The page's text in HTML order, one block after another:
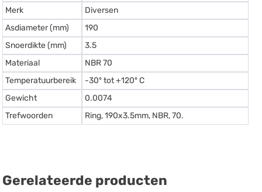
Merk
Diversen
Asdiameter (mm)
190
Snoerdikte (mm)
3.5
Materiaal
NBR 70
Temperatuurbereik
-30º tot +120º C
Gewicht
0.0074
Trefwoorden
Ring, 190x3.5mm, NBR, 70.
Gerelateerde producten